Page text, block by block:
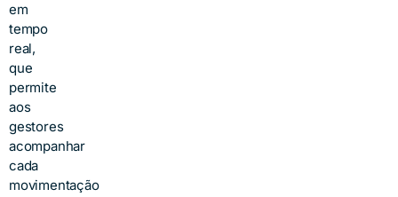
em
tempo
real,
que
permite
aos
gestores
acompanhar
cada
movimentação